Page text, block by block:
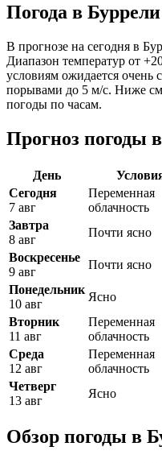
Погода в
В прогнозе на сегодня в
Диапазон температур от
условиям ожидается очень
порывами до 5 м/с. Ниже
погоды по часам.
Прогноз погоды
День
Сегодня
7 авг
Переменная
облачность
Завтра
8 авг
Почти ясно
Воскресенье
9 авг
Почти ясно
Понедельник
10 авг
Ясно
Вторник
11 авг
Переменная
облачность
Среда
12 авг
Переменная
облачность
Четверг
13 авг
Ясно
Обзор погоды в